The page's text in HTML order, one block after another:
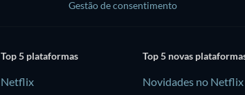
Gestão de consentimento
Top 5 plataformas
Netflix
Top 5 novas
Novidades no Netflix